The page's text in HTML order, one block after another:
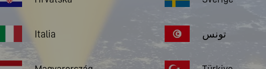
Italia تونس